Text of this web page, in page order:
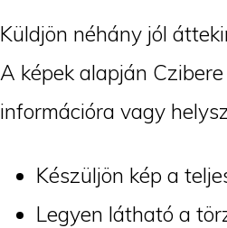
Küldjön néhány jól
A képek alapján
információra vagy
Készüljön kép a
Legyen látható a